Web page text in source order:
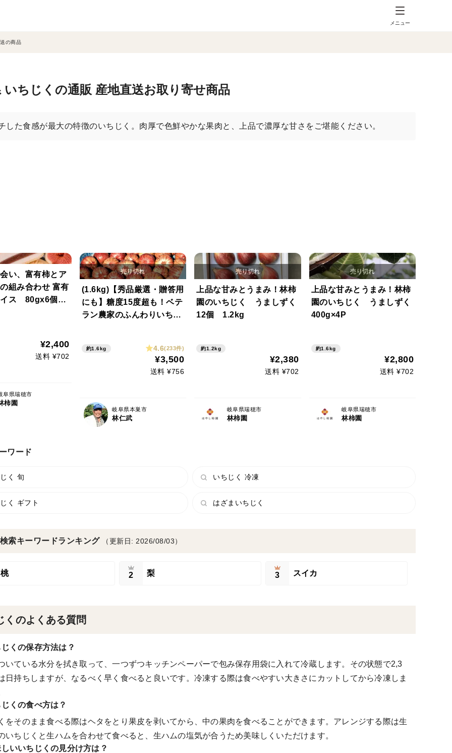
メニュー
の商品
いちじくの通販 産地直送お取り寄せ商品
した食感が最大の特徴のいちじく。肉厚で色鮮やかな果肉と、上品で濃厚な甘さをご堪能ください。
い、富有柿とア
組み合わせ 富有
イス 80gx6個セ
¥2,400
送料 ¥702
阜県瑞穂市
柿園
(1.6kg)【秀品厳選・贈答用
にも】糖度15度超も！ベテ
ラン農家のふんわりいちじ
約1.6kg 4.6(233件)
¥3,500
送料 ¥756
岐阜県本巣市
林仁武
上品な甘みとうまみ！林柿
園のいちじく うましずく
12個 1.2kg
約1.2kg
¥2,380
送料 ¥702
岐阜県瑞穂市
林柿園
上品な甘みとうまみ！林柿
園のいちじく うましずく
400g×4P
約1.6kg
¥2,800
送料 ¥702
岐阜県瑞穂市
林柿園
ワード
く 旬 いちじく 冷凍
く ギフト はざまいちじく
索キーワードランキング （更新日: 2026/08/03）
桃 2 梨 3 スイカ
くのよくある質問
くの保存方法は？
いている水分を拭き取って、一つずつキッチンペーパーで包み保存用袋に入れて冷蔵します。その状態で2,3
日持ちしますが、なるべく早く食べると良いです。冷凍する際は食べやすい大きさにカットしてから冷凍しま
くの食べ方は？
をそのまま食べる際はヘタをとり果皮を剥いてから、中の果肉を食べることができます。アレンジする際は生
いちじくと生ハムを合わせて食べると、生ハムの塩気が合うため美味しくいただけます。
いいちじくの見分け方は？